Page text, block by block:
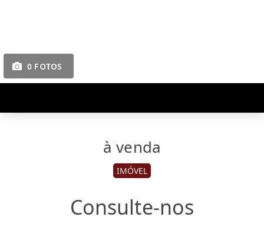
0 FOTOS
à venda
IMÓVEL
Consulte-nos